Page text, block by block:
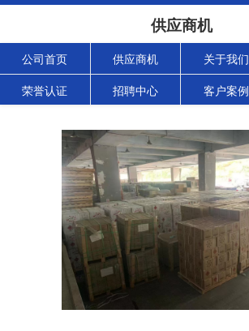
供应商机
公司首页 供应商机 关于我们
荣誉认证 招聘中心 客户案例